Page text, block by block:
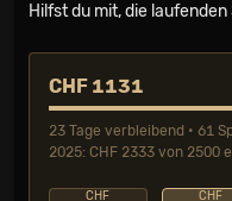
Hilfst du mit, die
CHF 1131
23 Tage verbleibend • 61
2025: CHF 2333 von 2500
CHF CHF